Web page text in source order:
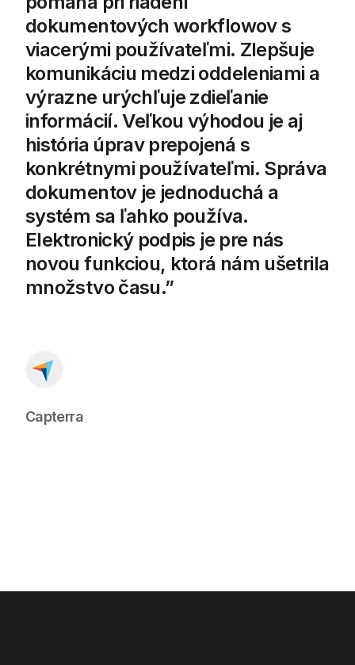
dokumentových workflowov s
viacerými používateľmi. Zlepšuje
komunikáciu medzi oddeleniami a
výrazne urýchľuje zdieľanie
informácií. Veľkou výhodou je aj
história úprav prepojená s
konkrétnymi používateľmi. Správa
dokumentov je jednoduchá a
systém sa ľahko používa.
Elektronický podpis je pre nás
novou funkciou, ktorá nám ušetrila
množstvo času.
Capterra